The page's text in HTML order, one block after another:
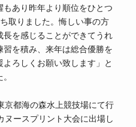
あり昨年より順位をひとつ
取りました。悔しい事の方
を感じることができてうれ
習を積み、来年は総合優勝を
ろしくお願い致します」と
京都海の森水上競技場にて行
ヌースプリント大会に出場し